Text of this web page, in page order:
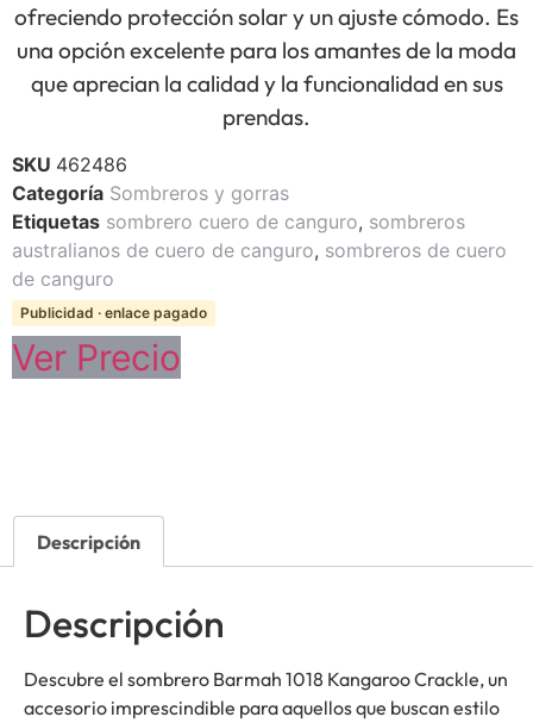
ofreciendo protección solar y un ajuste cómodo. Es
una opción excelente para los amantes de la moda
que aprecian la calidad y la funcionalidad en sus
prendas.
SKU 462486
Categoría Sombreros y gorras
Etiquetas sombrero cuero de canguro, sombreros
australianos de cuero de canguro, sombreros de cuero
de canguro
Publicidad · enlace pagado
Ver Precio
Descripción
Descripción
Descubre el sombrero Barmah 1018 Kangaroo Crackle, un
accesorio imprescindible para aquellos que buscan estilo